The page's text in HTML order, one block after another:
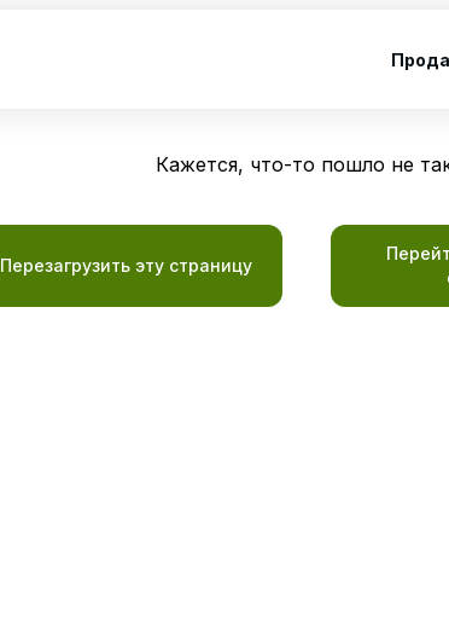
Кажется, что-то пошло не
Перезагрузить эту страницу